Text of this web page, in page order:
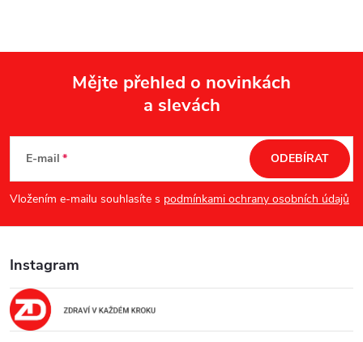
p
a
t
Mějte přehled o novinkách
a slevách
E-mail
Vložením e-mailu souhlasíte s podmínkami ochrany osobních údajů
ODEBÍRAT
Instagram